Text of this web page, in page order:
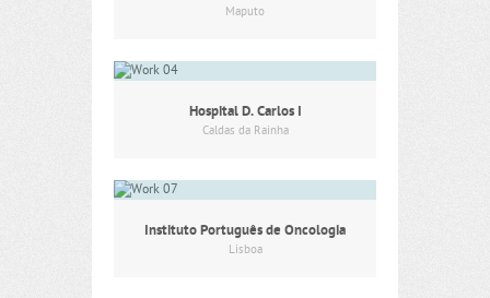
Maputo
Hospital D. Carlos I
Caldas da Rainha
Instituto Português de Oncologia
Lisboa